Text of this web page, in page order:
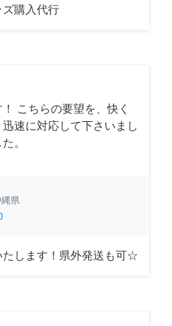
購入代行
こちらの要望を、快く
速に対応して下さいまし
。
県
たします！県外発送も可☆